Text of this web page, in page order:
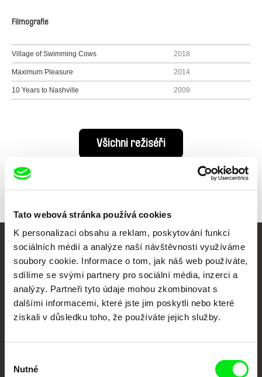
Tato webová stránka používá cookies
K personalizaci obsahu a reklam, poskytování funkcí
sociálních médií a analýze naší návštěvnosti využíváme
soubory cookie. Informace o tom, jak náš web používáte,
sdílíme se svými partnery pro sociální média, inzerci a
analýzy. Partneři tyto údaje mohou zkombinovat s
dalšími informacemi, které jste jim poskytli nebo které
získali v důsledku toho, že používáte jejich služby.
souhlasu
Nutné
Filmografie
Village of Swimming Cows 2018
Maximum Pleasure 2014
10 Years to Nashville 2009
Všichni režiséři
Vaše online
dokumentární kino
Nové festivalové filmy
každý týden
festivalů dokumentárního filmu sdružených do Doc Alliance. Naším cílem je
posouvat hranice dokumentárního filmu, propagovat jeho rozmanitost a